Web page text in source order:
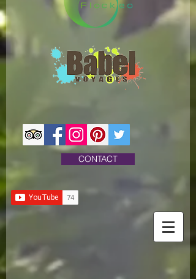
CONTACT